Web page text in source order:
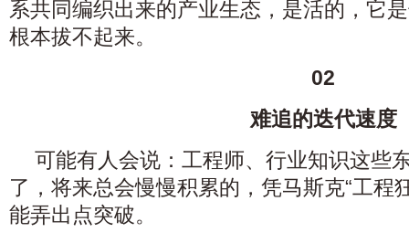
系共同编织出来的产业生态，是活的，它
根本拔不起来。
02
难追的迭代速度
可能有人会说：工程师、行业知识这些
了，将来总会慢慢积累的，凭马斯克“工程
能弄出点突破。